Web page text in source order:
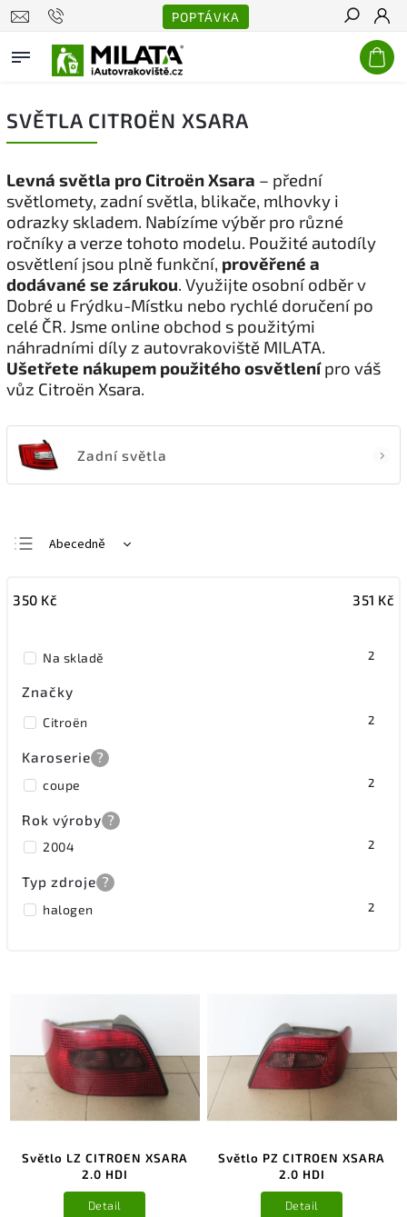
POPTÁVKA
Hledat
SVĚTLA CITROËN XSARA
Levná světla pro Citroën Xsara – přední
světlomety, zadní světla, blikače, mlhovky i
odrazky skladem. Nabízíme výběr pro různé
ročníky a verze tohoto modelu. Použité autodíly
osvětlení jsou plně funkční, prověřené a
dodávané se zárukou. Využijte osobní odběr v
Dobré u Frýdku-Místku nebo rychlé doručení po
celé ČR. Jsme online obchod s použitými
náhradními díly z autovrakoviště MILATA.
Ušetřete nákupem použitého osvětlenípro váš
vůz Citroën Xsara.
Zadní světla
Abecedně
Nejdražší
350 Kč 351 Kč
Na skladě 2
Značky
Citroën 2
Karoserie ?
coupe 2
Rok výroby ?
2004 2
Typ zdroje ?
halogen 2
Světlo LZ CITROEN XSARA
2.0 HDI
Detail
Světlo PZ CITROEN XSARA
2.0 HDI
Detail